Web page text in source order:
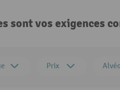
sont vos exigences
Prix